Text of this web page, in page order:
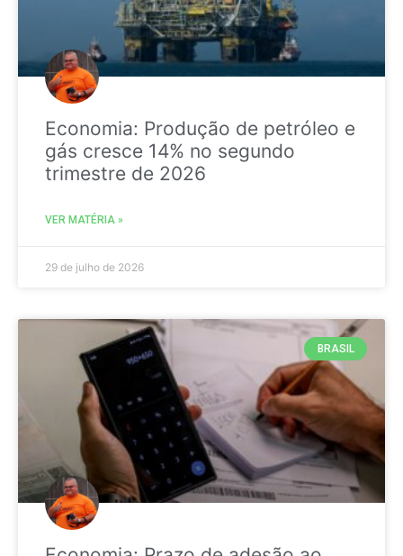
Economia: Produção de petróleo e
gás cresce 14% no segundo
trimestre de 2026
VER MATÉRIA »
29 de julho de 2026
BRASIL